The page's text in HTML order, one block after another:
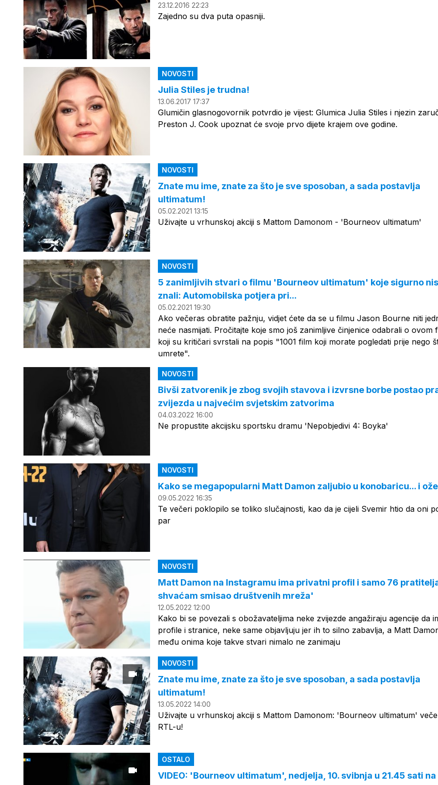
23.12.2016 22:23
Zajedno su dva puta opasniji.
NOVOSTI
Julia Stiles je trudna!
13.06.2017 17:37
Glumičin glasnogovornik potvrdio je vijest: Glumica Julia Stiles i njezin
Preston J. Cook upoznat će svoje prvo dijete krajem ove godine.
NOVOSTI
Znate mu ime, znate za što je sve sposoban, a sada postavlja
ultimatum!
05.02.2021 13:15
Uživajte u vrhunskoj akciji s Mattom Damonom - 'Bourneov ultimatum'
NOVOSTI
5 zanimljivih stvari o filmu 'Bourneov ultimatum' koje sigurno
znali: Automobilska potjera pri...
05.02.2021 19:30
Ako večeras obratite pažnju, vidjet ćete da se u filmu Jason Bourne niti
neće nasmijati. Pročitajte koje smo još zanimljive činjenice odabrali o ovom
koji su kritičari svrstali na popis "1001 film koji morate pogledati prije nego
umrete".
NOVOSTI
Bivši zatvorenik je zbog svojih stavova i izvrsne borbe postao
zvijezda u najvećim svjetskim zatvorima
04.03.2022 16:00
Ne propustite akcijsku sportsku dramu 'Nepobjedivi 4: Boyka'
NOVOSTI
Kako se megapopularni Matt Damon zaljubio u konobaricu... i
09.05.2022 16:35
Te večeri poklopilo se toliko slučajnosti, kao da je cijeli Svemir htio da oni
par
NOVOSTI
Matt Damon na Instagramu ima privatni profil i samo 76
shvaćam smisao društvenih mreža'
12.05.2022 12:00
Kako bi se povezali s obožavateljima neke zvijezde angažiraju agencije da
profile i stranice, neke same objavljuju jer ih to silno zabavlja, a Matt
među onima koje takve stvari nimalo ne zanimaju
NOVOSTI
Znate mu ime, znate za što je sve sposoban, a sada postavlja
ultimatum!
13.05.2022 14:00
Uživajte u vrhunskoj akciji s Mattom Damonom: 'Bourneov ultimatum'
RTL-u!
OSTALO
VIDEO: 'Bourneov ultimatum', nedjelja, 10. svibnja u 21.45 sati na